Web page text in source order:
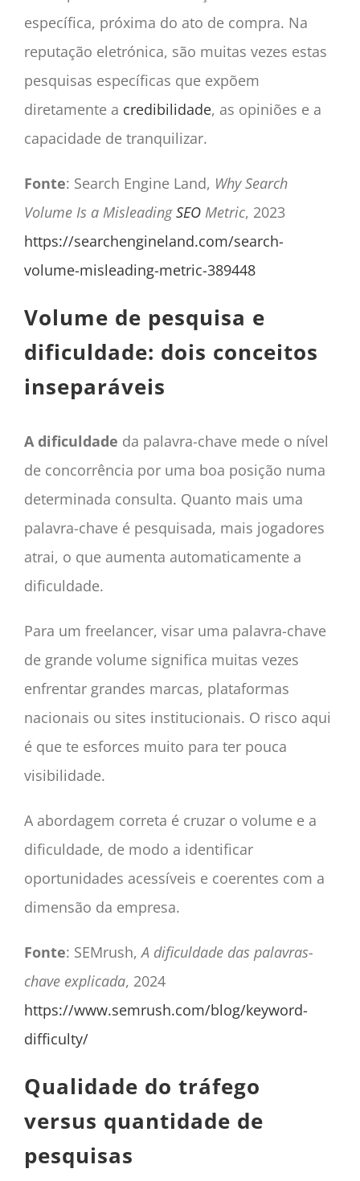
específica, próxima do ato de compra. Na
reputação eletrónica, são muitas vezes estas
pesquisas específicas que expõem
diretamente a credibilidade, as opiniões e a
capacidade de tranquilizar.
Fonte: Search Engine Land, Why Search
Volume Is a MisleadingSEOMetric, 2023
https://searchengineland.com/search-
volume-misleading-metric-389448
Volume de pesquisa e
dificuldade: dois conceitos
inseparáveis
A dificuldade da palavra-chave mede o nível
de concorrência por uma boa posição numa
determinada consulta. Quanto mais uma
palavra-chave é pesquisada, mais jogadores
atrai, o que aumenta automaticamente a
dificuldade.
Para um freelancer, visar uma palavra-chave
de grande volume significa muitas vezes
enfrentar grandes marcas, plataformas
nacionais ou sites institucionais. O risco aqui
é que te esforces muito para ter pouca
visibilidade.
A abordagem correta é cruzar o volume e a
dificuldade, de modo a identificar
oportunidades acessíveis e coerentes com a
dimensão da empresa.
Fonte: SEMrush,A dificuldade das palavras-
chave explicada, 2024
https://www.semrush.com/blog/keyword-
difficulty/
Qualidade do tráfego
versus quantidade de
pesquisas